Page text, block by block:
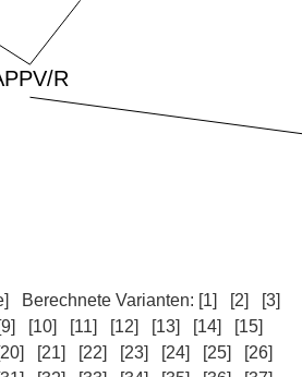
Berechnete Varianten: [1] [2]
[3]
[9] [10] [11] [12] [13] [14]
[15]
[21] [22] [23] [24] [25]
[26]